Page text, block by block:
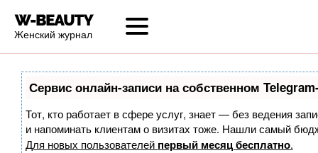
Женский журнал
Сервис онлайн-записи на собственном
Тот, кто работает в сфере услуг, знает — без ведения
и напоминать клиентам о визитах тоже. Нашли самый
Для новых пользователей первый месяц бесплатно.